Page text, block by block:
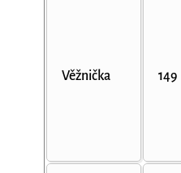
Věžnička 149